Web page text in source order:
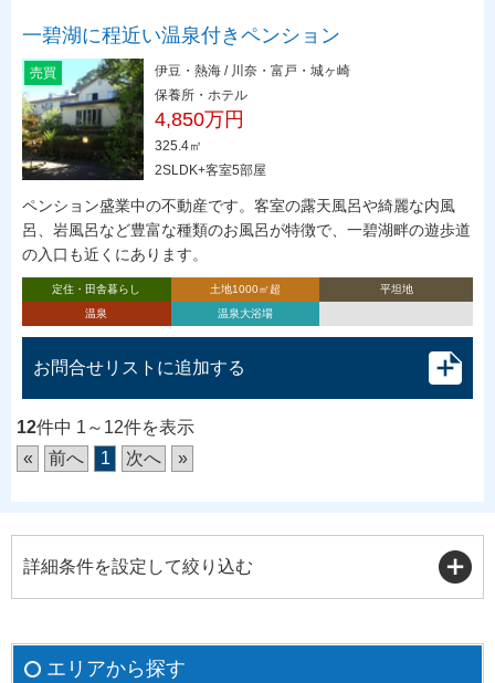
一碧湖に程近い温泉付きペンション
売買
伊豆・熱海 / 川奈・富戸・城ヶ崎
保養所・ホテル
4,850万円
325.4㎡
2SLDK+客室5部屋
ペンション盛業中の不動産です。客室の露天風呂や綺麗な内風
呂、岩風呂など豊富な種類のお風呂が特徴で、一碧湖畔の遊歩道
の入口も近くにあります。
定住・田舎暮らし 土地1000㎡超
平坦地
温泉
温泉大浴場
お問合せリストに追加する
12件中 1～12件を表示
«
前へ 1 次へ »
詳細条件を設定して絞り込む
エリアから探す